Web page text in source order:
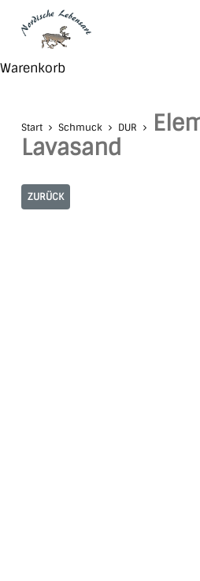
content
WarenkorbClose
Start Schmuck DUR
Lavasand
ZURÜCK